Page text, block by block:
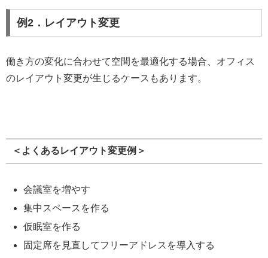
例2．レイアウト変更
働き方の変化に合わせて空間を最適化する場合、オフィス
のレイアウト変更が生じるケースもあります。
＜よくあるレイアウト変更例＞
会議室を増やす
集中スペースを作る
仮眠室を作る
固定席を見直してフリーアドレスを導入する